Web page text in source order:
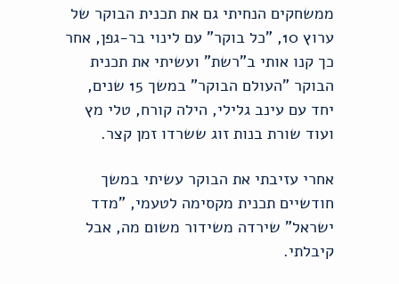
ממשחקים הנחיתי גם את תכנית הבוקר של
ערוץ 10, "כל בוקר" עם לינוי בר-גפן, אחר
כך קנו אותי ב"רשת" ועשיתי את תכנית
הבוקר "העולם הבוקר" במשך 15 שנים,
יחד עם עינב גלילי, הילה קורח, טלי מץ
ועוד שורת בנות זוג ששרדו זמן קצר.
אחרי עזיבתי את הבוקר עשיתי במשך
חודשיים תכנית מקסימה לטעמי, "מדד
ישראל" שירדה משידור משום מה, אבל
קיבלתי.